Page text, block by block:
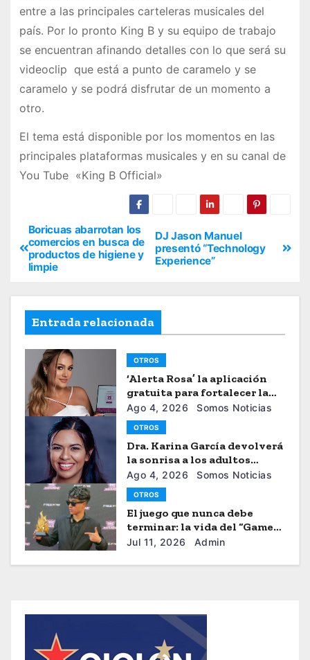
entre a las principales carteleras musicales del
país. Por lo pronto King B y su equipo de trabajo
se encuentran afinando detalles con lo que será su
videoclip que está a punto de caramelo y se
caramelo y se podrá disfrutar de un momento a
otro.
El tema está disponible por los momentos en las
principales plataformas musicales y en su canal de
You Tube «King B Official»
DJ Jason Manuel
presentó “Technology
Experience”
Boricuas abarrotan los
comercios en busca de
productos de higiene y
limpie
Entrada relacionada
OTROS
‘Alerta Rosa’ la aplicación
gratuita para fortalecer la
seguiridad de las mujeres
Ago 4, 2026 Somos Noticias
OTROS
Dra. Karina García devolverá
la sonrisa a los adultos
mayores
Ago 4, 2026 Somos Noticias
OTROS
El juego que nunca debe
terminar: la vida del “Gamer”
Brayhan Crazzy
Jul 11, 2026 Admin